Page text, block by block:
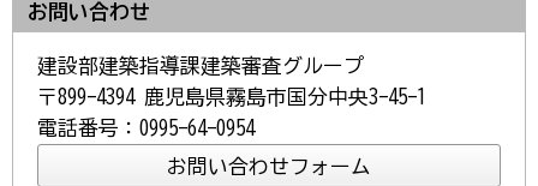
お問い合わせ
建設部建築指導課建築審査グループ
〒899-4394 鹿児島県霧島市国分中央3-45-1
電話番号：0995-64-0954